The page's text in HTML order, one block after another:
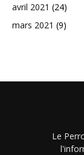
avril 2021 (24)
mars 2021 (9)
Le